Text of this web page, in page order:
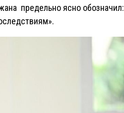
предельно ясно обозначил: